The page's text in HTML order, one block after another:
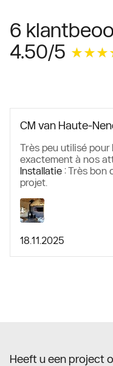
6
4.50/5
CM van Haute-
Très peu utilisé pour
exactement à nos
Installatie :Très bon
projet.
18.11.2025
Heeft u een project